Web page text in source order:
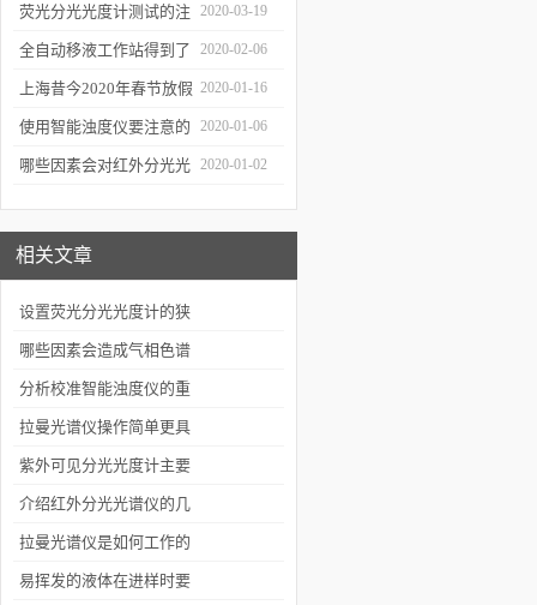
软件有哪些特点
荧光分光光度计测试的注
意事项有哪些
2020-03-19
全自动移液工作站得到了
广泛的应用
2020-02-06
上海昔今2020年春节放假
通知
2020-01-16
使用智能浊度仪要注意的
几个要点
2020-01-06
哪些因素会对红外分光光 2020-01-02
相关文章
设置荧光分光光度计的狭
缝要注意哪些事项
哪些因素会造成气相色谱
仪的分析结果产生误差
分析校准智能浊度仪的重
要性
拉曼光谱仪操作简单更具
人性化
紫外可见分光光度计主要
部件,类型,基本性能
介绍红外分光光谱仪的几
种类型
拉曼光谱仪是如何工作的
你知道吗？
易挥发的液体在进样时要